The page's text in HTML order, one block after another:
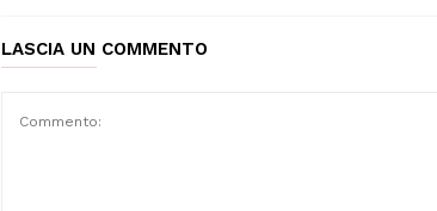
LASCIA UN COMMENTO